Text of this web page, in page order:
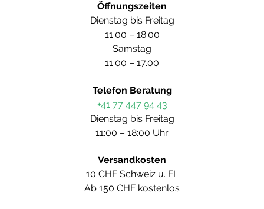
Öffnungszeiten
Dienstag bis Freitag
11.00 – 18.00
Samstag
11.00 – 17.00
Telefon Beratung
+41 77 447 94 43
Dienstag bis Freitag
11:00 – 18:00 Uhr
Versandkosten
10 CHF Schweiz u. FL
Ab 150 CHF kostenlos